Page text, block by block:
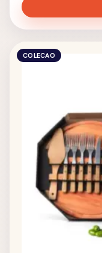
COLECAO